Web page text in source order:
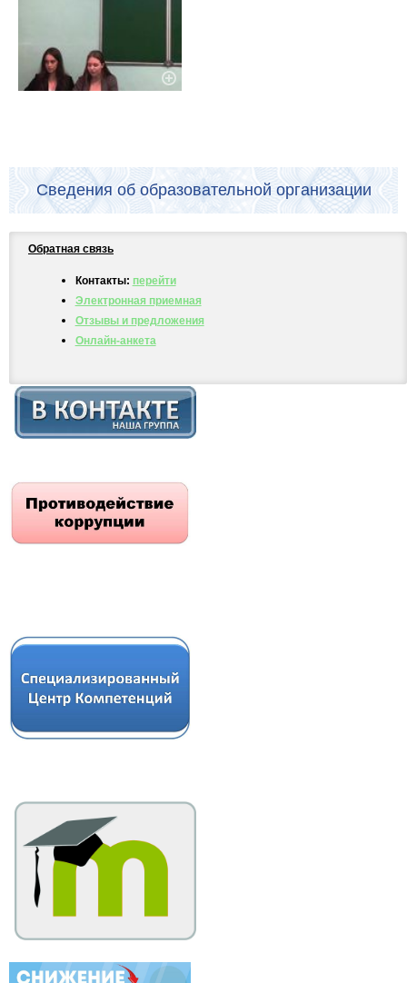
Сведения об образовательной организации
Обратная связь
Контакты: перейти
Электронная приемная
Отзывы и предложения
Онлайн-анкета